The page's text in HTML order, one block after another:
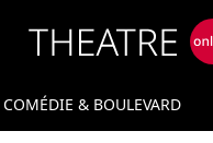
COMÉDIE & BOULEVARD